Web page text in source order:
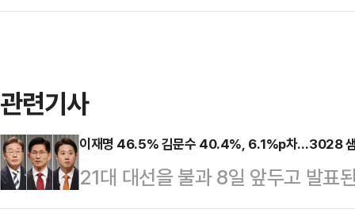
관련기사
이재명 46.5% 김문수 40.4%, 6.1%p차…3028 샘
21대 대선을 불과 8일 앞두고 발표
주당 후보와 김문수 국민의힘 후보